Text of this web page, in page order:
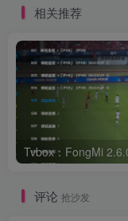
相关推荐
评论 抢沙发